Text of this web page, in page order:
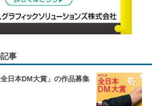
事
日本DM大賞」の作品募集